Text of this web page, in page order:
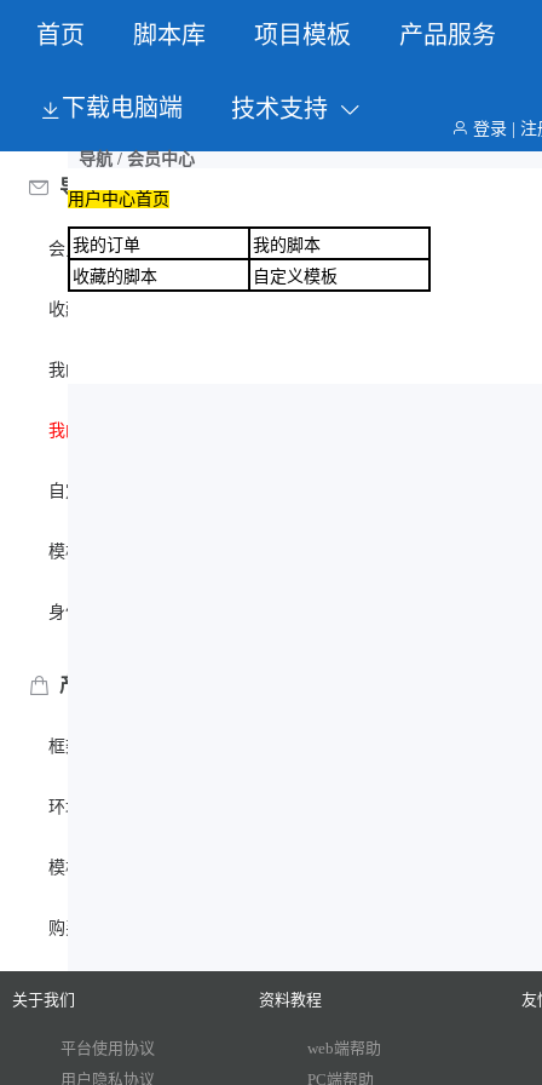
首页 脚本库 项目模板 产品服务
下载电脑端 技术支持
登录 | 注
导航
会员中心
收藏的脚本
我的脚本
我的订单
自定义模板
模板详情
身份绑定
产品服务报价
框架加载其他页面
环境安装服务
模板定制服务
购买自定义模板
导航 / 会员中心
用户中心首页
我的订单
我的脚本
收藏的脚本
自定义模板
关于我们
平台使用协议
用户隐私协议
资料教程
web端帮助
PC端帮助
友